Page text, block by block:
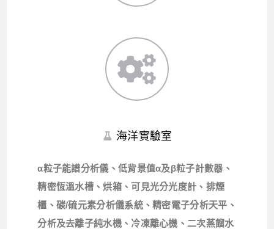
海洋實驗室
α粒子能譜分析儀、低背景值α及β粒子計數器、
精密恆溫水槽、烘箱、可見光分光度計、排煙
櫃、碳/硫元素分析儀系統、精密電子分析天平、
分析及去離子純水機、冷凍離心機、二次蒸餾水